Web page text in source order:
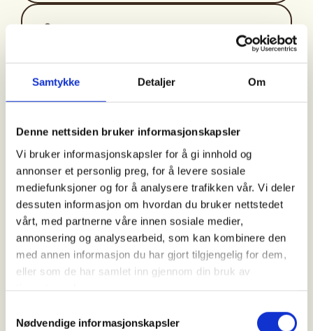
Samtykke Detaljer Om
Denne nettsiden bruker informasjonskapsler
Vi bruker informasjonskapsler for å gi innhold og
annonser et personlig preg, for å levere sosiale
mediefunksjoner og for å analysere trafikken vår. Vi deler
dessuten informasjon om hvordan du bruker nettstedet
vårt, med partnerne våre innen sosiale medier,
annonsering og analysearbeid, som kan kombinere den
med annen informasjon du har gjort tilgjengelig for dem,
eller som de har samlet inn gjennom din bruk av
Nødvendige informasjonskapsler
DNT Tønsberg og omegn
33+31+58+26
tonsberg@dnt.no
DNT ung 13-16 år skal teste DNT-hytter fremover
og første tur er til Annekset på Trollsvann i
Andebu! Det blir hyttekos, digg mat, masse godis,
bading og diverse aktiviteter!